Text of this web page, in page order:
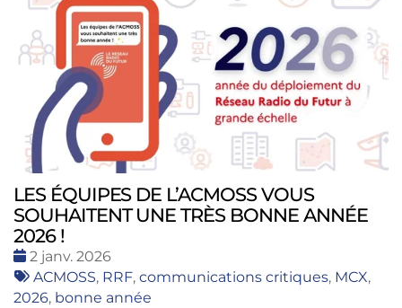
LES ÉQUIPES DE L’ACMOSS VOUS
SOUHAITENT UNE TRÈS BONNE ANNÉE
2026 !
Date
:
2 janv. 2026
Tags
:
ACMOSS, RRF, communications critiques, MCX,
2026, bonne année